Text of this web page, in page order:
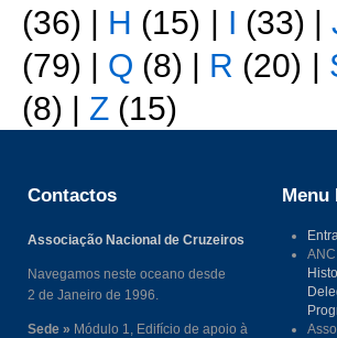
(36) | H (15) | I (33) |
(79) | Q (8) | R (20) |
(8) | Z (15)
Contactos
Associação Nacional de Cruzeiros
Navegamos neste oceano desde
2 de Janeiro de 1996.
Sede » Módulo 1, Edifício de apoio à
Menu